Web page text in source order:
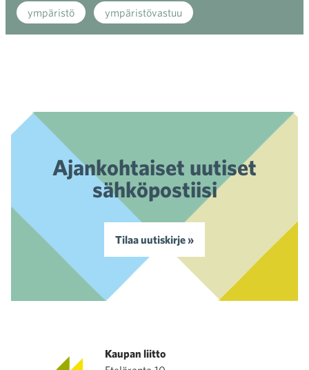
ympäristö ympäristövastuu
Ajankohtaiset uutiset
sähköpostiisi
Tilaa uutiskirje »
Kaupan liitto